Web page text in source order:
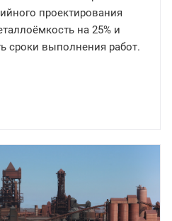
проектирования
на 25% и
сроки выполнения работ.